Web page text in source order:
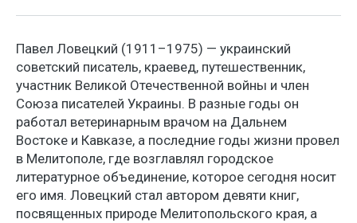
Павел Ловецкий (1911–1975) — украинский
советский писатель, краевед, путешественник,
участник Великой Отечественной войны и член
Союза писателей Украины. В разные годы он
работал ветеринарным врачом на Дальнем
Востоке и Кавказе, а последние годы жизни провел
в Мелитополе, где возглавлял городское
литературное объединение, которое сегодня носит
его имя. Ловецкий стал автором девяти книг,
посвященных природе Мелитопольского края, а